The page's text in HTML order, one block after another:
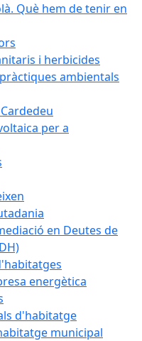
Què hem de tenir en
i herbicides
ambientals
per a
en Deutes de
energètica
d'habitatge
municipal